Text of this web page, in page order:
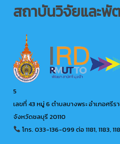
สถาบันวิจัยและ
5
เลขที่ 43 หมู่ 6 ตำบลบางพระ อำเภอศรีร
จังหวัดชลบุรี 20110
โทร. 033-136-099ต่อ 1181, 1183,